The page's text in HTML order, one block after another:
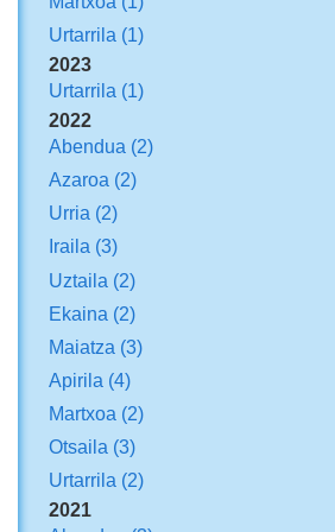
Urtarrila (1)
2023
Urtarrila (1)
2022
Abendua (2)
Azaroa (2)
Urria (2)
Iraila (3)
Uztaila (2)
Ekaina (2)
Maiatza (3)
Apirila (4)
Martxoa (2)
Otsaila (3)
Urtarrila (2)
2021